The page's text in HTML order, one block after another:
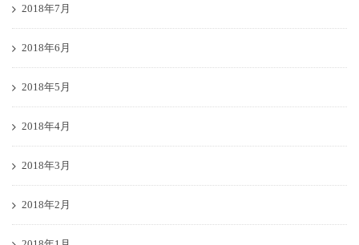
2018年7月
2018年6月
2018年5月
2018年4月
2018年3月
2018年2月